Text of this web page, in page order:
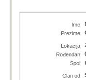
Ime:
Prezime:
Lokacija:
Rođendan:
Spol:
Clan od: